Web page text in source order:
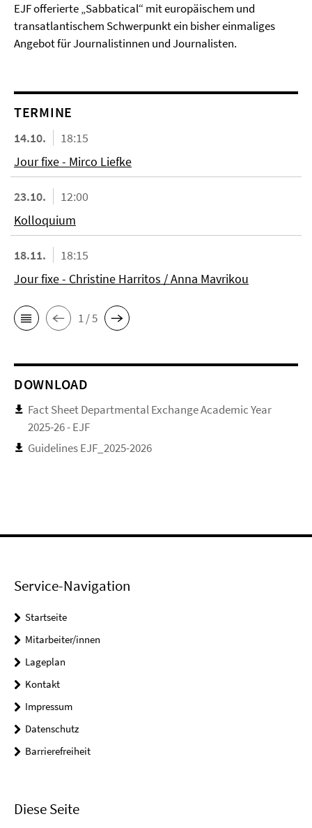
EJF offerierte „Sabbatical“ mit europäischem und
transatlantischem Schwerpunkt ein bisher einmaliges
Angebot für Journalistinnen und Journalisten.
TERMINE
14.10.
18:15
Jour fixe - Mirco Liefke
23.10.
12:00
Kolloquium
18.11.
18:15
Jour fixe - Christine Harritos / Anna Mavrikou
1 / 5
DOWNLOAD
Fact Sheet Departmental Exchange Academic Year
2025-26 - EJF
Guidelines EJF_2025-2026
Service-Navigation
Startseite
Mitarbeiter/innen
Lageplan
Kontakt
Impressum
Datenschutz
Barrierefreiheit
Diese Seite